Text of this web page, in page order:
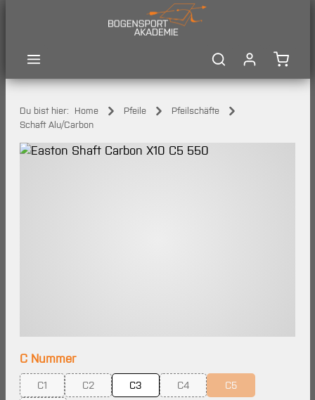
Du bist hier: Home Pfeile
Pfeilschäfte
Schaft Alu/Carbon
Bildergalerie überspringen
C Nummerauswählen
C1
(Diese Option ist zurzeit nicht verfügbar.)
C2
(Diese Option ist zurzeit nicht verfügbar.)
C3 C4
(Diese Option ist zurzeit nicht
C5
(Diese Option ist